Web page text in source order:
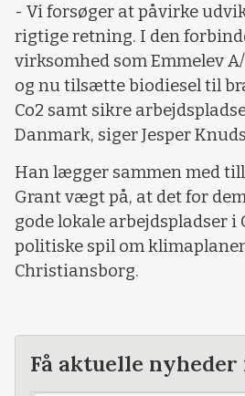
- Vi forsøger at påvirke
rigtige retning. I den
virksomhed som Emmelev
og nu tilsætte biodiesel til
Co2 samt sikre
Danmark, siger Jesper
Han lægger sammen med
Grant vægt på, at det for
gode lokale arbejdspladser i
politiske spil om
Christiansborg.
Få aktuelle